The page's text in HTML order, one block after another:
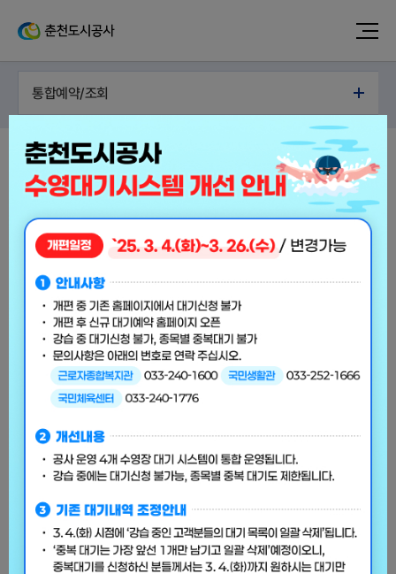
통합예약/조회
근로자 종합복지관 수영장 예약하기
강습 프로그램은 대기자 시스템으로 운영되며, 수시접수 받습니다.
신청 후 대기자로 등록되며 순번에 따라 배정되고 결제 후 이용 가능
합니다.
배정 후 결제 기간을 넘기면 자동 취소되며 다시 대기 신청해야 합니
다.
개강일은 강습 요일과 상관없이 매달 1일로 규정(헬스 제외)
중급 이상 프로그램 신청 후 근로자 종합복지관 수영장에서 진도 확
대기가 취소될 수 있습니다.
강습자명은 실제 강습자명과 동일하게 작성해 주시기 바랍니다. 일치
하지 않을 경우 강습 접수가 불가능합니다.
일부 중,상급반은 각 15명씩 총 30명으로 합반 운영됩니다.
위 강습프로그램 안내는 23년 7월 기준으로 향후 변동될 수 있습니
다.
초/중/상급 각 반별로 5개월간의 강습기간이 부여됩니다.